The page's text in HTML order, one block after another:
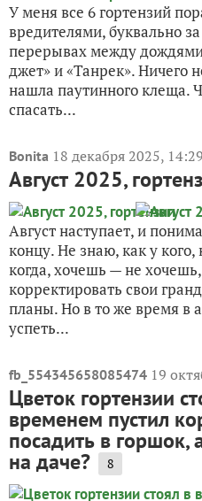
У меня все 6 гортензий
вредителями, буквально
перерывах между
джет» и «Танрек». Ничего
нашла паутинного клеща.
спасать...
Bonita 18 декабря 2025, 14:29
Август 2025,
Август наступает, и
концу. Не знаю, как у
когда, хочешь — не
корректировать свои
планы. Но в то же время в
успеть...
fb_554345658085474 19
Цветок гортензии
временем пустил
посадить в горшок,
на даче? 8